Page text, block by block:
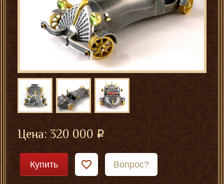
Цена:320 000
Купить Вопрос?